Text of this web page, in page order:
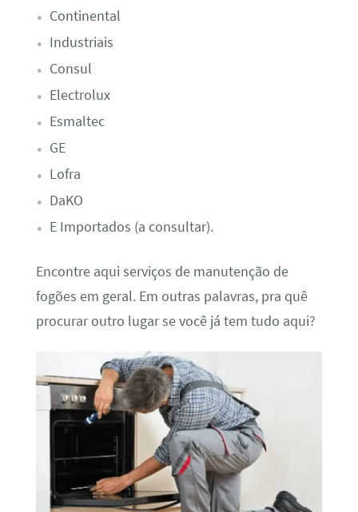
Continental
Industriais
Consul
Electrolux
Esmaltec
GE
Lofra
DaKO
E Importados (a consultar).
Encontre aqui serviços de manutenção de
fogões em geral. Em outras palavras, pra quê
procurar outro lugar se você já tem tudo aqui?